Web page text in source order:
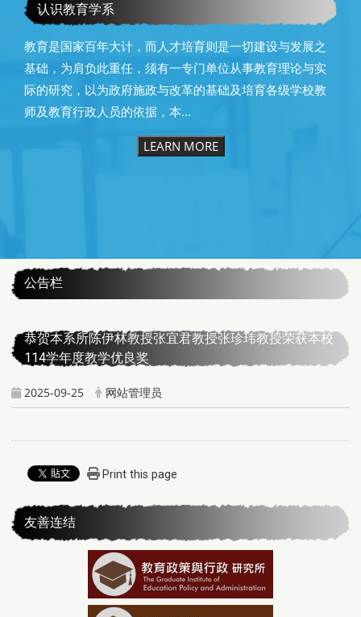
认识教育学系
教育是国家百年大计，而人才培育则是一切建设与发展之
基础，为肩负此重任，须有一专门单位从事教育理论与实
际的研究，以为政府施政与改革的基础及培育各级学校教
师及教育行政人员的依据，本...
LEARN MORE
公告栏
恭贺本系所陈伊林教授张宜君教授张珍玮教授荣获本校
114学年度教学优良奖
2025-09-25 网站管理员
Print this page
友善连结